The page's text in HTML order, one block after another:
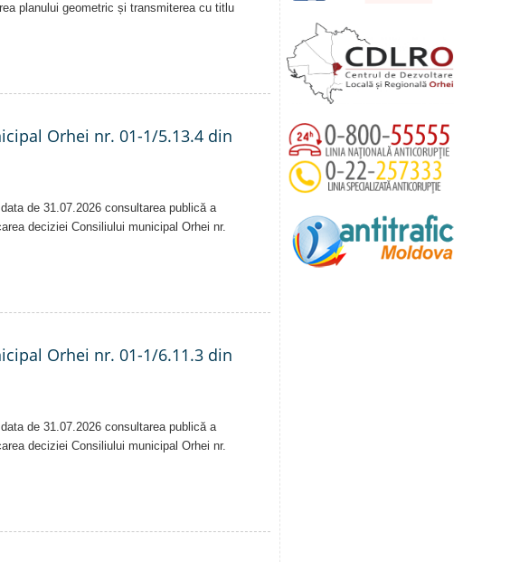
planului geometric și transmiterea cu titlu
Orhei nr. 01-1/5.13.4 din
de 31.07.2026 consultarea publică a
deciziei Consiliului municipal Orhei nr.
Orhei nr. 01-1/6.11.3 din
de 31.07.2026 consultarea publică a
deciziei Consiliului municipal Orhei nr.